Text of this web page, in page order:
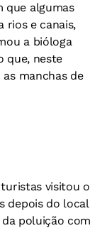
que algumas
rios e canais,
a bióloga
que, neste
manchas de
visitou o
depois do local
poluição com